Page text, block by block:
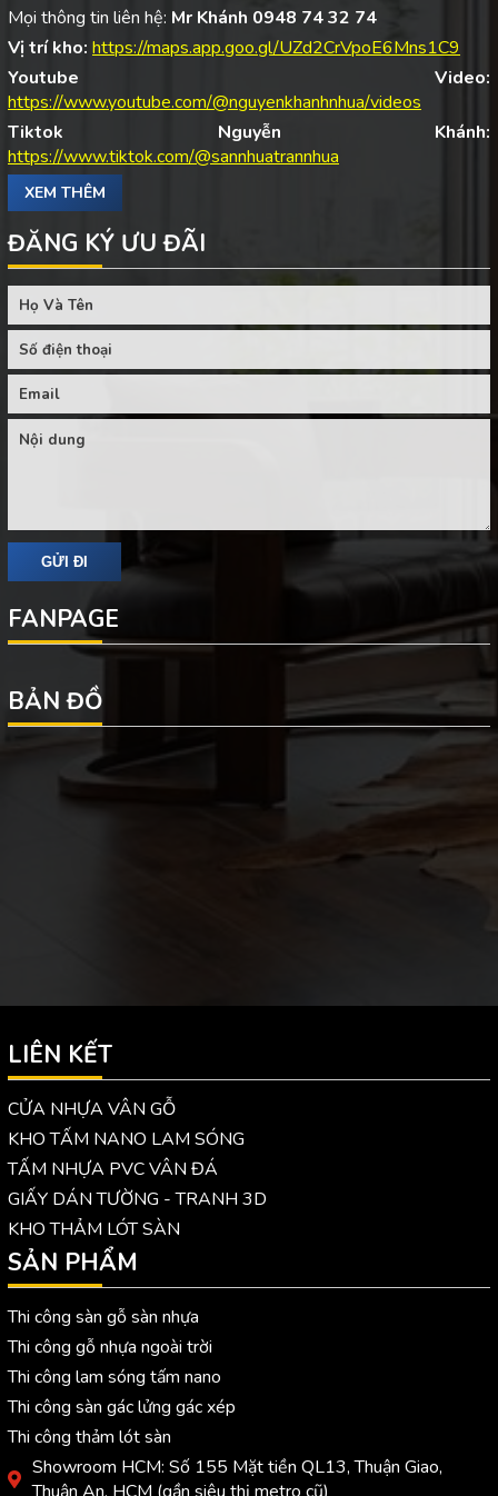
Mọi thông tin liên hệ: Mr Khánh 0948 74 32 74
Vị trí kho: https://maps.app.goo.gl/UZd2CrVpoE6Mns1C9
Youtube Video:
https://www.youtube.com/@nguyenkhanhnhua/videos
Tiktok Nguyễn Khánh:
https://www.tiktok.com/@sannhuatrannhua
XEM THÊM
ĐĂNG KÝ ƯU ĐÃI
FANPAGE
BẢN ĐỒ
LIÊN KẾT
CỬA NHỰA VÂN GỖ
KHO TẤM NANO LAM SÓNG
TẤM NHỰA PVC VÂN ĐÁ
GIẤY DÁN TƯỜNG - TRANH 3D
KHO THẢM LÓT SÀN
SẢN PHẨM
Thi công sàn gỗ sàn nhựa
Thi công gỗ nhựa ngoài trời
Thi công lam sóng tấm nano
Thi công sàn gác lửng gác xép
Thi công thảm lót sàn
Showroom HCM: Số 155 Mặt tiền QL13, Thuận Giao,